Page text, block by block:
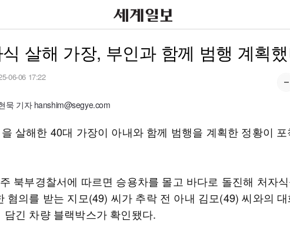
살해 가장, 부인과 함께 범행 계획
06-06 17:22
묵 기자 hanshim@segye.com
살해한 40대 가장이 아내와 함께 범행을 계획한 정황이 포
북부경찰서에 따르면 승용차를 몰고 바다로 돌진해 처자
혐의를 받는 지모(49) 씨가 추락 전 아내 김모(49) 씨와의
담긴 차량 블랙박스가 확인됐다.